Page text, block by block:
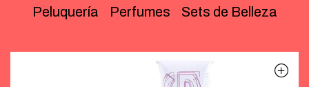
Peluquería
Perfumes Sets de Belleza